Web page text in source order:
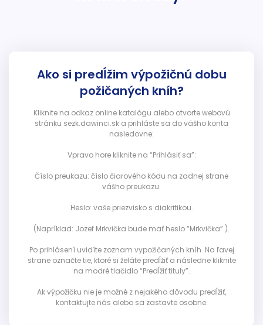
Ako si predĺžim výpožičnú dobu
požičaných kníh?
Kliknite na odkaz online katalógu alebo otvorte webovú
stránku sezk.dawinci.sk a prihláste sa do vášho konta
nasledovne:
Vpravo hore kliknite na “Prihlásiť sa”:
Číslo preukazu: číslo čiarového kódu na zadnej strane
vášho preukazu.
Heslo: vaše priezvisko s diakritikou.
(Napríklad: Jozef Mrkvička bude mať heslo “Mrkvička”.).
Po prihlásení uvidíte zoznam vypožičaných kníh. Na ľavej
strane označte tie, ktoré si želáte predĺžiť a následne kliknite
na modré tlačidlo “Predĺžiť tituly”.
Ak výpožičku nie je možné z nejakého dôvodu predĺžiť,
kontaktujte nás alebo sa zastavte osobne.